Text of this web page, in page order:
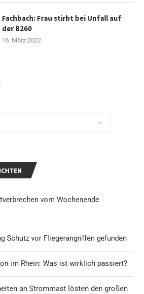
vom Wochenende
Schutz vor Fliegerangriffen gefunden
im Rhein: Was ist wirklich passiert?
an Strommast lösten den großen
Fachbach: Frau stirbt bei Unfall auf
der B260
16. März 2022